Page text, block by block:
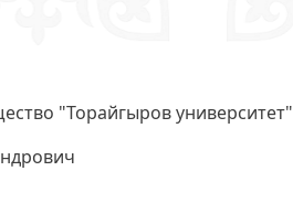
"Торайгыров университет"